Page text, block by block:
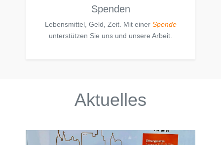
Spenden
Lebensmittel, Geld, Zeit. Mit einer Spende
unterstützen Sie uns und unsere Arbeit.
Aktuelles